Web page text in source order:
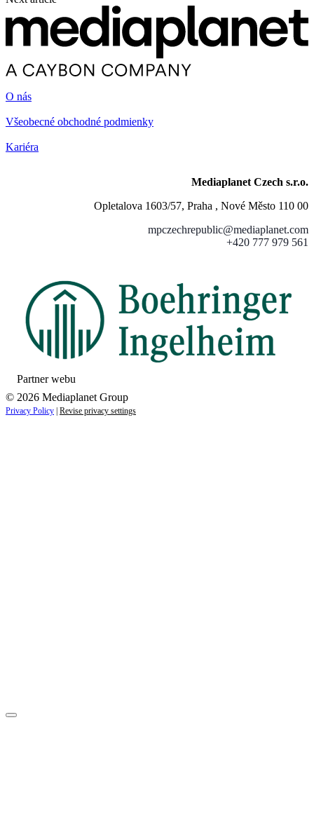
O nás
Všeobecné obchodné podmienky
Kariéra
Mediaplanet Czech s.r.o.
Opletalova 1603/57, Praha , Nové Město 110 00
mpczechrepublic@mediaplanet.com
+420 777 979 561
Partner webu
© 2026 Mediaplanet Group
Privacy Policy Revise privacy settings